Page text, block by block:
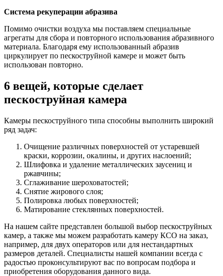
Система рекуперации абразива
Помимо очистки воздуха мы поставляем специальные
агрегаты для сбора и повторного использования абразивного
материала. Благодаря ему использованный абразив
циркулирует по пескоструйной камере и может быть
использован повторно.
6 вещей, которые сделает
пескоструйная камера
Камеры пескоструйного типа способны выполнить широкий
ряд задач:
Очищение различных поверхностей от устаревшей
краски, коррозии, окалины, и других наслоений;
Шлифовка и удаление металлических заусениц и
ржавчины;
Сглаживание шероховатостей;
Снятие жирового слоя;
Полировка любых поверхностей;
Матирование стеклянных поверхностей.
На нашем сайте представлен большой выбор пескоструйных
камер, а также мы можем разработать камеру КСО на заказ,
например, для двух операторов или для нестандартных
размеров деталей. Специалисты нашей компании всегда с
радостью проконсультируют вас по вопросам подбора и
приобретения оборудования данного вида.